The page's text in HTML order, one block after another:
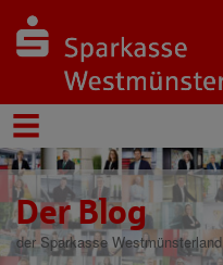
Der Blog
der Sparkasse Westmünsterland